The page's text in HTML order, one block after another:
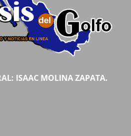
ISAAC MOLINA ZAPATA.